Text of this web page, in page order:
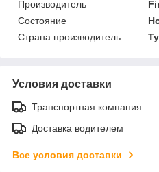
Производитель
Состояние
Страна производитель
Условия доставки
Транспортная компания
Доставка водителем
Все условия доставки